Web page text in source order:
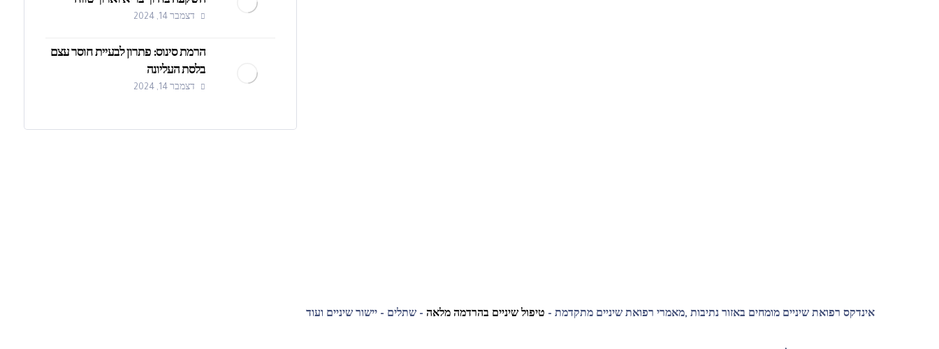
דצמבר 14, 2024
הרמת סינוס: פתרון לבעיית חוסר עצם
בלסת העליונה
דצמבר 14, 2024
אינדקס רפואת שיניים מומחים באזור נתיבות ,מאמרי רפואת שיניים מתקדמת - טיפול שיניים בהרדמה מלאה - שתלים - יישור שיניים ועוד